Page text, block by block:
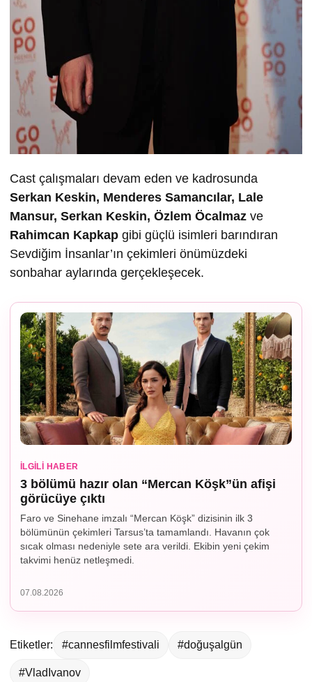
Cast çalışmaları devam eden ve kadrosunda
Serkan Keskin, Menderes Samancılar, Lale
Mansur, Serkan Keskin, Özlem Öcalmaz ve
Rahimcan Kapkap gibi güçlü isimleri barındıran
Sevdiğim İnsanlar’ın çekimleri önümüzdeki
sonbahar aylarında gerçekleşecek.
İLGILI HABER
3 bölümü hazır olan “Mercan Köşk”ün afişi
görücüye çıktı
Faro ve Sinehane imzalı “Mercan Köşk” dizisinin ilk 3
bölümünün çekimleri Tarsus’ta tamamlandı. Havanın çok
sıcak olması nedeniyle sete ara verildi. Ekibin yeni çekim
takvimi henüz netleşmedi.
07.08.2026
Etiketler: #cannesfilmfestivali #doğuşalgün
#VladIvanov